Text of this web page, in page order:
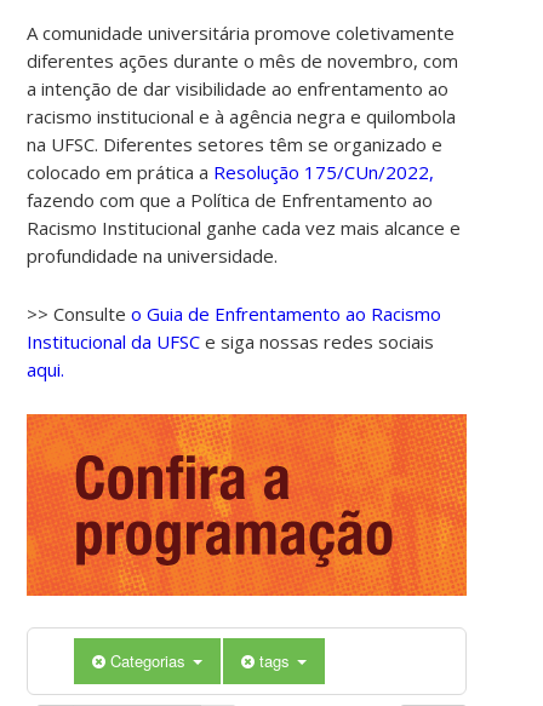
A comunidade universitária promove coletivamente
diferentes ações durante o mês de novembro, com
a intenção de dar visibilidade ao enfrentamento ao
racismo institucional e à agência negra e quilombola
na UFSC. Diferentes setores têm se organizado e
colocado em prática a Resolução 175/CUn/2022,
fazendo com que a Política de Enfrentamento ao
Racismo Institucional ganhe cada vez mais alcance e
profundidade na universidade.
>> Consulteo Guia de Enfrentamento ao Racismo
Institucional da UFSC e siga nossas redes sociais
aqui.
Categorias tags